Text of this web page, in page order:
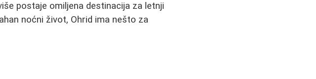
postaje omiljena destinacija za letnji
noćni život, Ohrid ima nešto za